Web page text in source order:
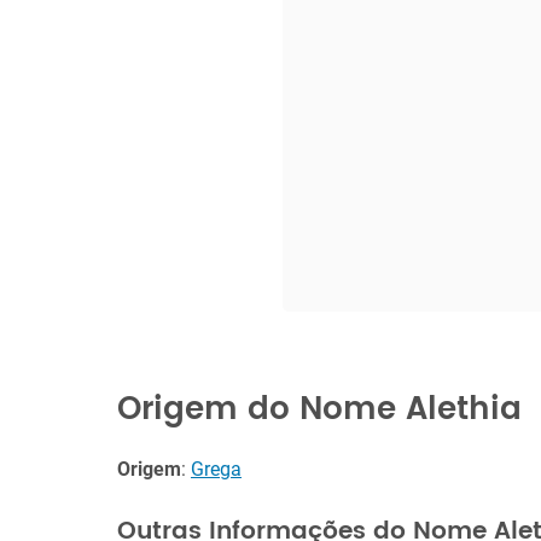
Origem do Nome Alethia
Origem: Grega
Outras Informações do Nome